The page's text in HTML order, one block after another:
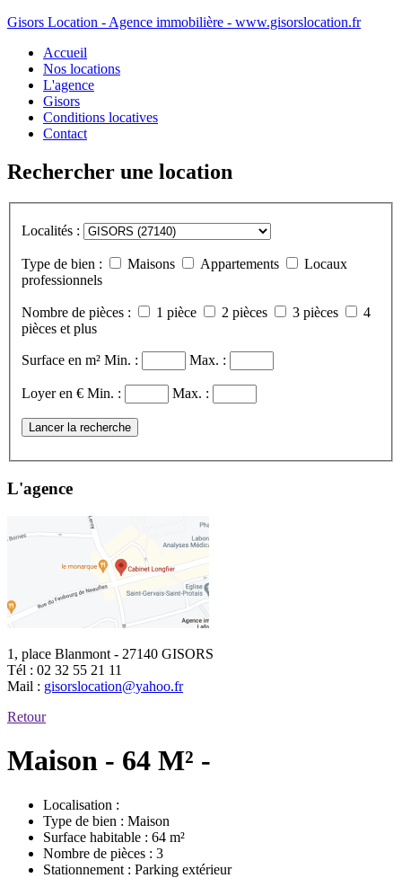
Gisors Location - Agence immobilière - www.gisorslocation.fr
Accueil
Nos locations
L'agence
Gisors
Conditions locatives
Contact
Rechercher une location
Localités :
Type de bien : Maisons Appartements
Locaux
professionnels
Nombre de pièces : 1 pièce 2 pièces 3 pièces
4
pièces et plus
Surface en m² Min. : Max. :
Loyer en € Min. : Max. :
Lancer la recherche
L'agence
1, place Blanmont - 27140 GISORS
Tél : 02 32 55 21 11
Mail : gisorslocation@yahoo.fr
Retour
Maison - 64 M² -
Localisation :
Type de bien : Maison
Surface habitable : 64 m²
Nombre de pièces : 3
Stationnement : Parking extérieur